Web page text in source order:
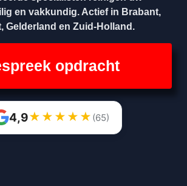
en vakkundig. Actief in Brabant,
Gelderland en Zuid-Holland.
opdracht
4,9★ ★ ★ ★ ★ (65)